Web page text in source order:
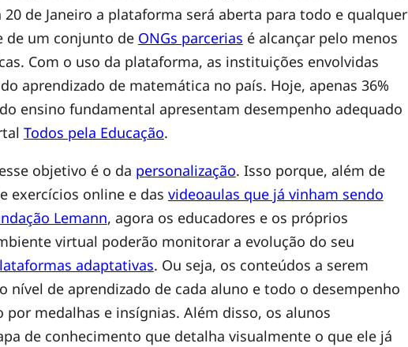
de Janeiro a plataforma será aberta para todo e qualquer
de um conjunto de ONGs parcerias é alcançar pelo menos
Com o uso da plataforma, as instituições envolvidas
aprendizado de matemática no país. Hoje, apenas 36%
ensino fundamental apresentam desempenho adequado
Todos pela Educação.
objetivo é o da personalização. Isso porque, além de
exercícios online e das videoaulas que já vinham sendo
Lemann, agora os educadores e os próprios
virtual poderão monitorar a evolução do seu
adaptativas. Ou seja, os conteúdos a serem
nível de aprendizado de cada aluno e todo o desempenho
medalhas e insígnias. Além disso, os alunos
de conhecimento que detalha visualmente o que ele já